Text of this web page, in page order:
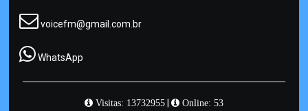
voicefm@gmail.com.br
WhatsApp
Visitas: 13732955| Online: 53